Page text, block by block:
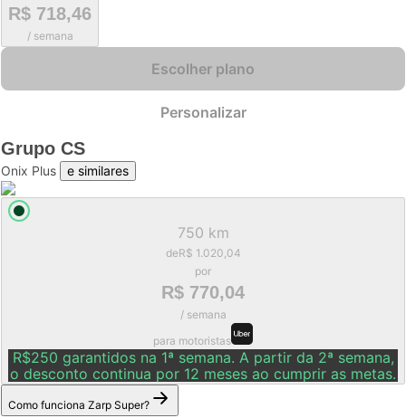
R$ 718,46
/ semana
Escolher plano
Personalizar
Grupo CS
Onix Plus e similares
750 km
deR$ 1.020,04
por
R$ 770,04
/ semana
para motoristas
R$250 garantidos na 1ª semana. A partir da 2ª semana,
o desconto continua por 12 meses ao cumprir as metas.
Como funciona Zarp Super?